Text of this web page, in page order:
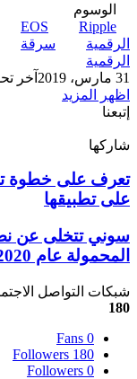
الوسوم
EOS Ripple
الرقمية
سرقة
الرقمية
31 مارس، 2019
آخر تحديث:
اظهر المزيد
إتبعنا
شاركها
تعرف
على
خطوة
تويتر
الجديدة
بعد
الوضع
الليلي
تطبيقها
تعرف على خطوة
على تطبيقها
سوني
تتخلى
عن
نصف
موظفيها
قسم
الهواتف
المحمولة
سوني تتخلى عن
المحمولة عام 2020
شبكات التواصل
180
0
Fans
180
Followers
0
Followers